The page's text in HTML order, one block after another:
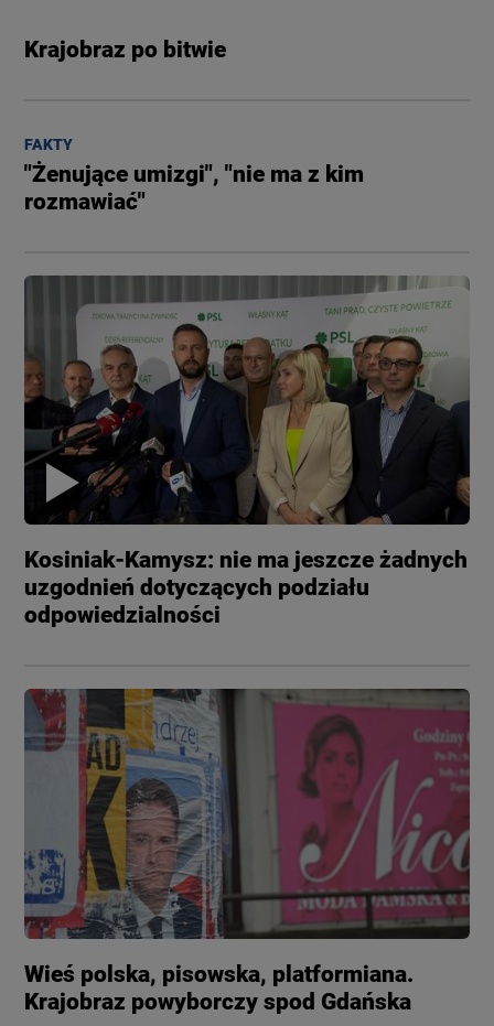
Krajobraz po bitwie
FAKTY
"Żenujące umizgi", "nie ma z kim
rozmawiać"
Kosiniak-Kamysz: nie ma jeszcze żadnych
uzgodnień dotyczących podziału
odpowiedzialności
Wieś polska, pisowska, platformiana.
Krajobraz powyborczy spod Gdańska